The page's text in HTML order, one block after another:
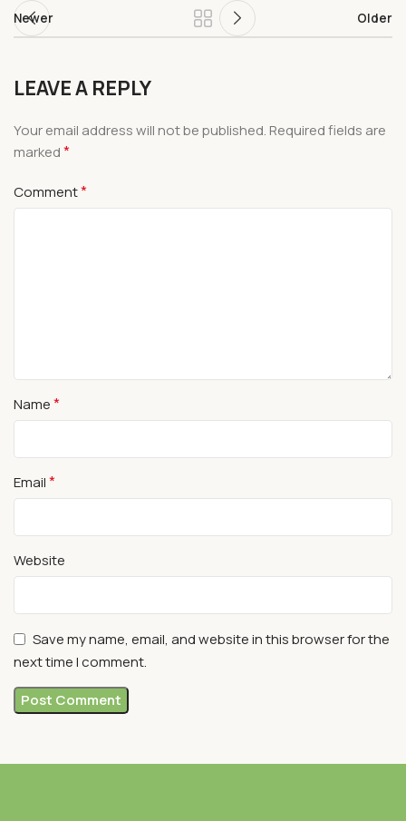
Newer Older
LEAVE A REPLY
Your email address will not be published. Required fields are
marked*
Comment*
Name*
Email*
Website
Save my name, email, and website in this browser for the
next time I comment.